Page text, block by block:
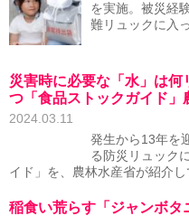
を実施。被災経
難リュックに入
災害時に必要な「水」は
つ「食品ストックガイド」
2024.03.11
発生から13年を
る防災リュック
イド」を、農林水産省が紹介し
稲食い荒らす「ジャンボ